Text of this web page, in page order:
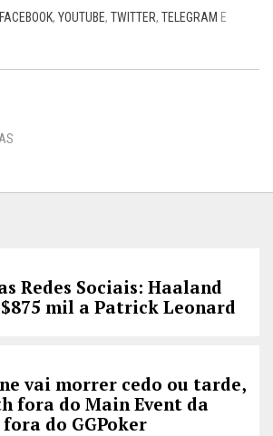
FACEBOOK, YOUTUBE, TWITTER, TELEGRAM E
Redes Sociais: Haaland
mil a Patrick Leonard
vai morrer cedo ou tarde,
fora do Main Event da
fora do GGPoker